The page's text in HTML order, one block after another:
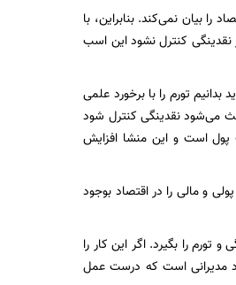
بیان نمی‌کند. بنابراین، با
کنترل نشود این اسب
تورم را با برخورد علمی
می‌شود نقدینگی کنترل شود
است و این منشا افزایش
و مالی را در اقتصاد بوجود
تورم را بگیرد. اگر این کار را
مدیرانی است که درست عمل